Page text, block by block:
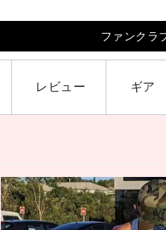
ファンクラ
レビュー ギア